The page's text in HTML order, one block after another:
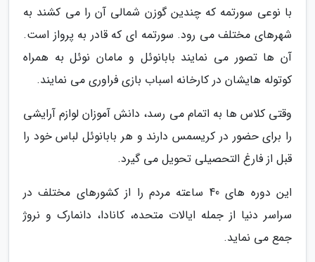
با نوعی سورتمه که چندین گوزن شمالی آن را می کشند به
شهرهای مختلف می رود. سورتمه ای که قادر به پرواز است.
آن ها تصور می نمایند بابانوئل و مامان نوئل به همراه
کوتوله هایشان در کارخانه اسباب بازی فراوری می نمایند.
وقتی کلاس ها به اتمام می رسد، دانش آموزان لوازم آرایشی
را برای حضور در کریسمس دارند و هر بابانوئل لباس خود را
قبل از فارغ التحصیلی تحویل می گیرد.
این دوره های 40 ساعته مردم را از کشورهای مختلف در
سراسر دنیا از جمله ایالات متحده، کانادا، دانمارک و نروژ
جمع می نماید.